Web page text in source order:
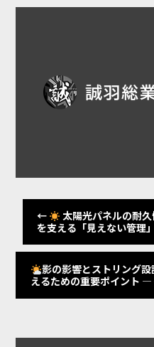
←
太陽光パネルの耐
を支える「見えない管理
影の影響とストリング
えるための重要ポイント ―